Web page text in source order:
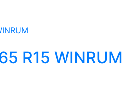
R15 WINRUM